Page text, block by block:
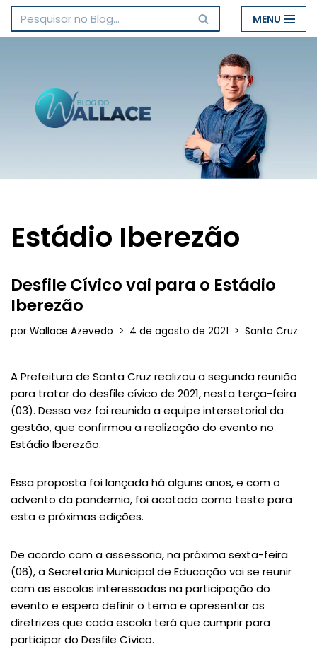
Pular
conteúdo
MENU
Estádio Iberezão
Desfile Cívico vai para o Estádio
Iberezão
por Wallace Azevedo 4 de agosto de 2021 Santa Cruz
A Prefeitura de Santa Cruz realizou a segunda reunião
para tratar do desfile cívico de 2021, nesta terça-feira
(03). Dessa vez foi reunida a equipe intersetorial da
gestão, que confirmou a realização do evento no
Estádio Iberezão.
Essa proposta foi lançada há alguns anos, e com o
advento da pandemia, foi acatada como teste para
esta e próximas edições.
De acordo com a assessoria, na próxima sexta-feira
(06), a Secretaria Municipal de Educação vai se reunir
com as escolas interessadas na participação do
evento e espera definir o tema e apresentar as
diretrizes que cada escola terá que cumprir para
participar do Desfile Cívico.